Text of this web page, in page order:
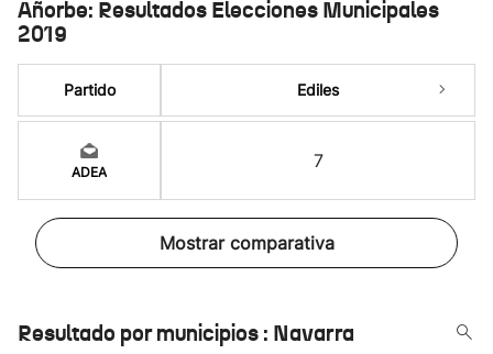
Añorbe: Resultados Elecciones Municipales
2019
Partido
ADEA
Ediles
7
Mostrar comparativa
Resultado por municipios : Navarra